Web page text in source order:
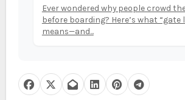
Ever wondered why people crowd
before boarding? Here’s what “gate
means—and...